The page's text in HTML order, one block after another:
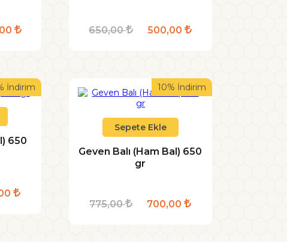
650,00 500,00
İndirim
650
10% İndirim
Sepete Ekle
Geven Balı (Ham Bal) 650
gr
775,00 700,00